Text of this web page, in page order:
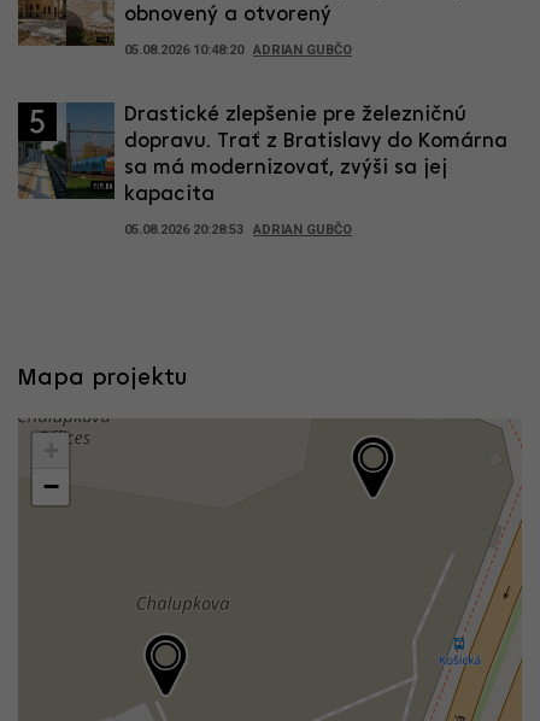
obnovený a otvorený
05.08.2026 10:48:20 ADRIAN GUBČO
5
Drastické zlepšenie pre železničnú
dopravu. Trať z Bratislavy do Komárna
sa má modernizovať, zvýši sa jej
kapacita
05.08.2026 20:28:53 ADRIAN GUBČO
Mapa projektu
−